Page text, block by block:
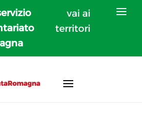
vai ai
territori